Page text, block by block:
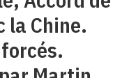
la Chine.